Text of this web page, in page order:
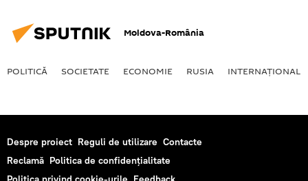
Moldova-România
POLITICĂ SOCIETATE ECONOMIE RUSIA INTERNAŢIONAL
Despre proiect Reguli de utilizare Contacte
Reclamă Politica de confidențialitate